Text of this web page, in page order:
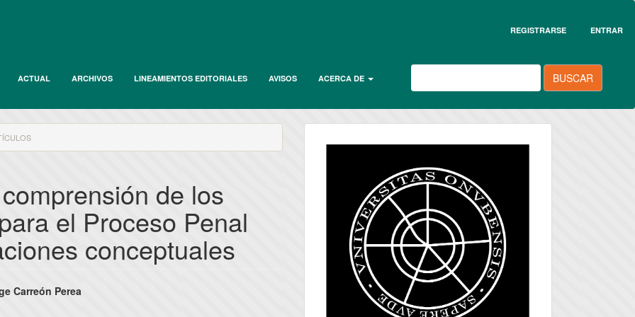
REGISTRARSE ENTRAR
ACTUAL ARCHIVOS LINEAMIENTOS EDITORIALES AVISOS ACERCA DE BUSCAR
de los
el Proceso Penal
conceptuales
Carreón Perea
universidad